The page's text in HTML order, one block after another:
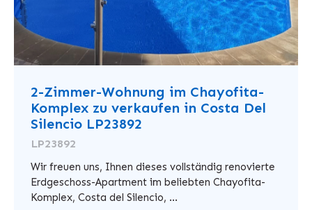
2-Zimmer-Wohnung im Chayofita-
Komplex zu verkaufen in Costa Del
Silencio LP23892
LP23892
Wir freuen uns, Ihnen dieses vollständig renovierte
Erdgeschoss-Apartment im beliebten Chayofita-
Komplex, Costa del Silencio, ...